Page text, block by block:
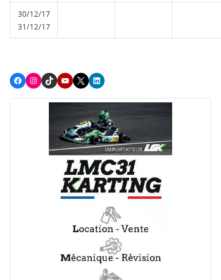
30/12/17
31/12/17
FacebookInstagram
TikTokYoutube
X LinkedIn